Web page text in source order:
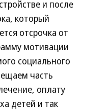
и после
который
отсрочка от
мотивации
социального
часть
оплату
детей и так